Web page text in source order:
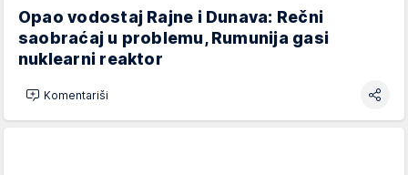
Opao vodostaj Rajne i Dunava: Rečni
saobraćaj u problemu, Rumunija gasi
nuklearni reaktor
Komentariši